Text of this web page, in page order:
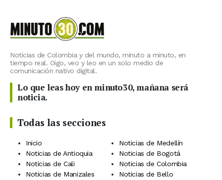
Noticias de Colombia y del mundo, minuto a minuto, en
tiempo real. Oigo, veo y leo en un solo medio de
comunicación nativo digital.
Lo que leas hoy en minuto30, mañana será
noticia.
Todas las secciones
Inicio
Noticias de Medellín
Noticias de Antioquia
Noticias de Bogotá
Noticias de Cali
Noticias de Colombia
Noticias de Manizales
Noticias de Bello